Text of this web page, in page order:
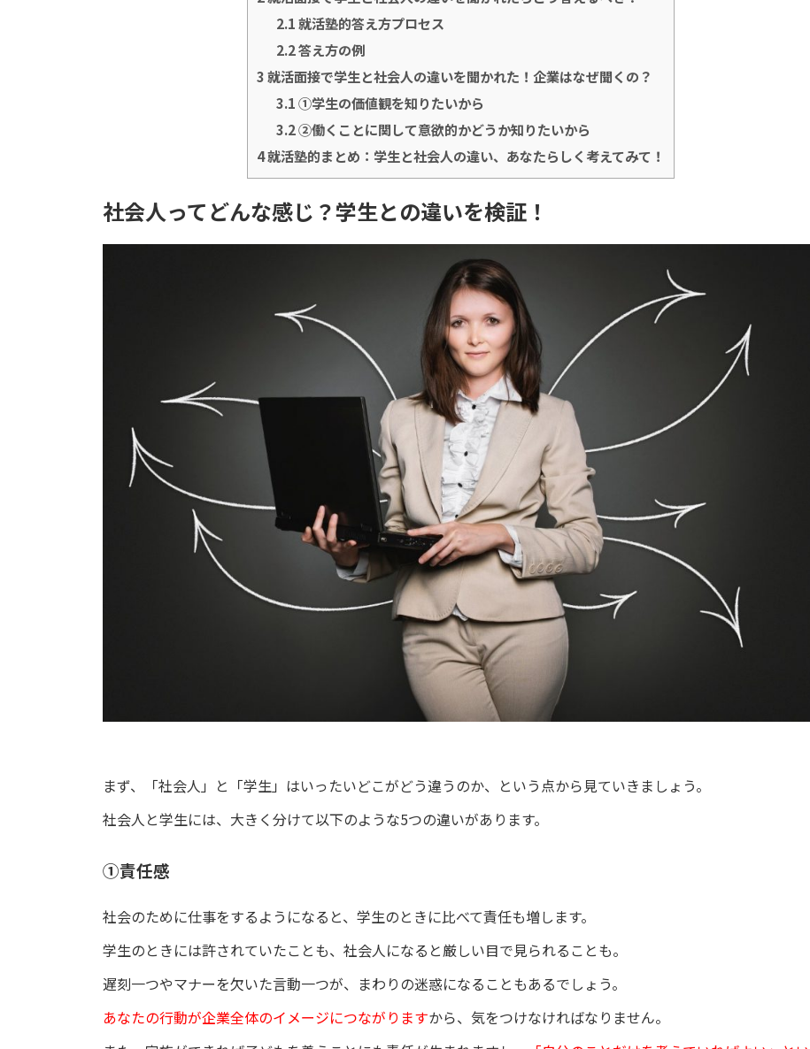
2.1就活塾的答え方プロセス
2.2答え方の例
3就活面接で学生と社会人の違いを聞かれた！企業はなぜ聞くの？
3.1①学生の価値観を知りたいから
3.2②働くことに関して意欲的かどうか知りたいから
4就活塾的まとめ：学生と社会人の違い、あなたらしく考えてみて！
社会人ってどんな感じ？学生との違いを検証！
まず、「社会人」と「学生」はいったいどこがどう違うのか、という点から見ていきましょう。
社会人と学生には、大きく分けて以下のような5つの違いがあります。
①責任感
社会のために仕事をするようになると、学生のときに比べて責任も増します。
学生のときには許されていたことも、社会人になると厳しい目で見られることも。
遅刻一つやマナーを欠いた言動一つが、まわりの迷惑になることもあるでしょう。
あなたの行動が企業全体のイメージにつながりますから、気をつけなければなりません。